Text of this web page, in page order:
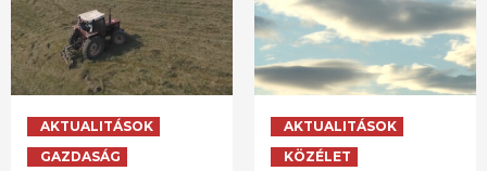
AKTUALITÁSOK
GAZDASÁG
AKTUALITÁSOK
KÖZÉLET